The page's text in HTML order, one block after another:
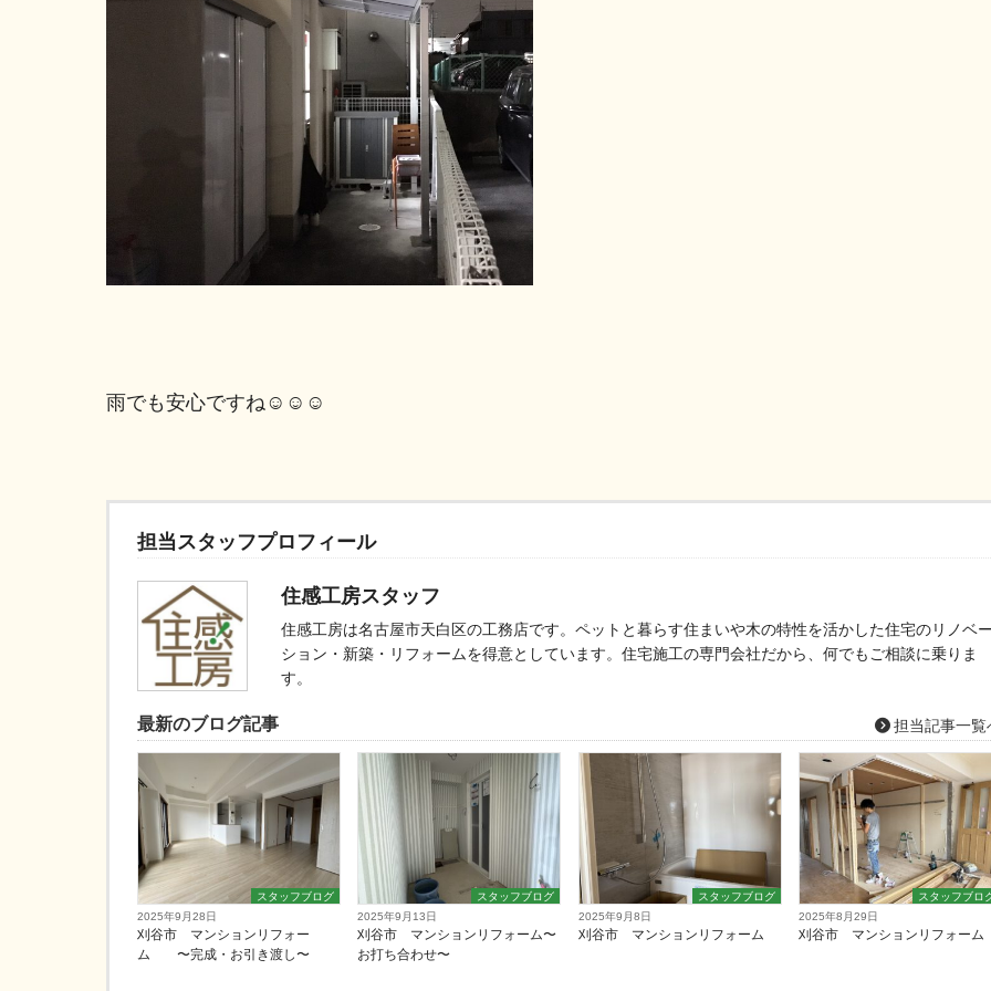
雨でも安心ですね☺☺☺
担当スタッフプロフィール
住感工房スタッフ
住感工房は名古屋市天白区の工務店です。ペットと暮らす住まいや木の特性を活かした住宅のリノベ
ション・新築・リフォームを得意としています。住宅施工の専門会社だから、何でもご相談に乗りま
す。
最新のブログ記事 担当記事一覧
スタッフブログ
2025年9月28日
刈谷市 マンションリフォー
ム 〜完成・お引き渡し〜
スタッフブログ
2025年9月13日
刈谷市 マンションリフォーム〜
お打ち合わせ〜
スタッフブログ
2025年9月8日
刈谷市 マンションリフォーム
スタッフブロ
2025年8月29日
刈谷市 マンションリフォーム